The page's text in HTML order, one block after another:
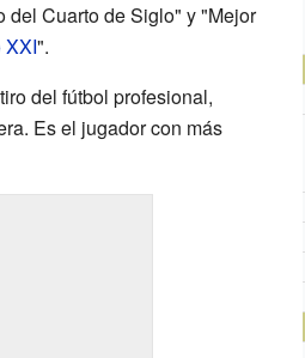
del Cuarto de Siglo" y "Mejor
".
del fútbol profesional,
Es el jugador con más